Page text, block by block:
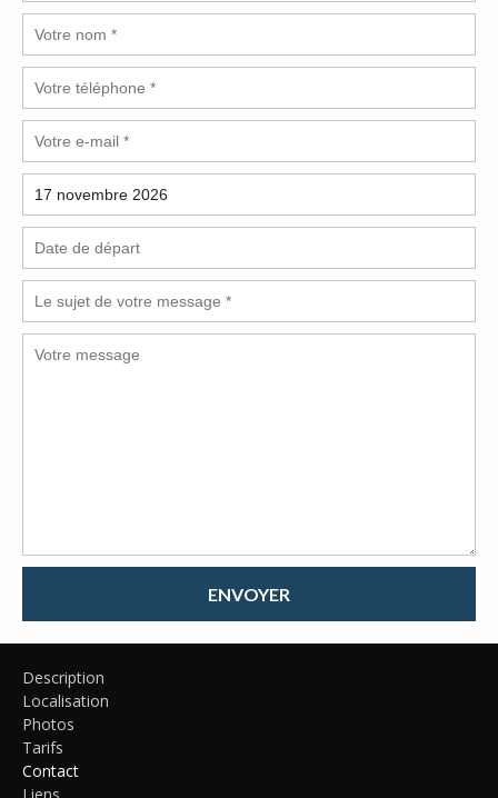
ENVOYER
Description
Localisation
Photos
Tarifs
Contact